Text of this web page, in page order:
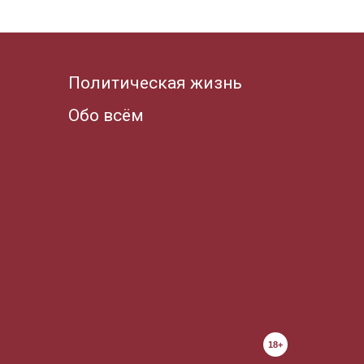
Политическая жизнь
Обо всём
18+